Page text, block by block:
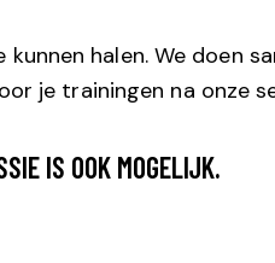
halen. We doen
je trainingen na onze
IS OOK MOGELIJK.